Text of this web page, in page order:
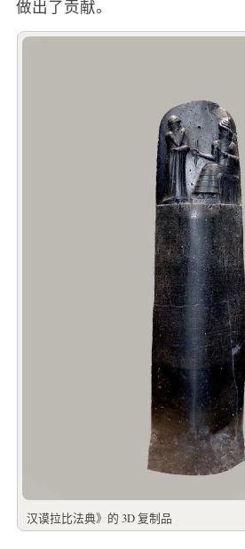
做出了贡献。
汉谟拉比法典》的 3D 复制品